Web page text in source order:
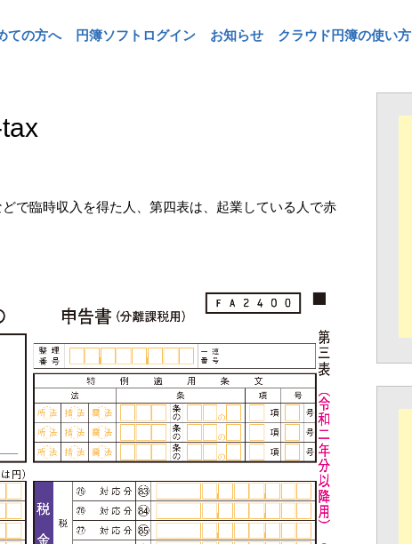
ての方へ 円簿ソフトログイン お知らせ クラウド円簿の使い方
で臨時収入を得た人、第四表は、起業している人で赤